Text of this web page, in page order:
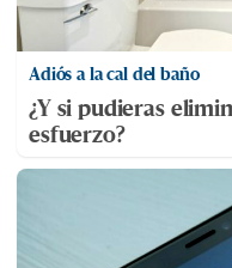
Adiós a la cal del baño
¿Y si pudieras
esfuerzo?